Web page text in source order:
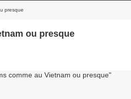
presque
ou presque